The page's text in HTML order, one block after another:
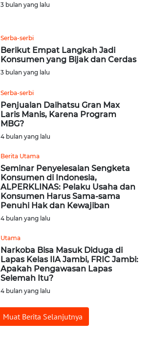
3 bulan yang lalu
Serba-serbi
Berikut Empat Langkah Jadi
Konsumen yang Bijak dan Cerdas
3 bulan yang lalu
Serba-serbi
Penjualan Daihatsu Gran Max
Laris Manis, Karena Program
MBG?
4 bulan yang lalu
Berita Utama
Seminar Penyelesaian Sengketa
Konsumen di Indonesia,
ALPERKLINAS: Pelaku Usaha dan
Konsumen Harus Sama-sama
Penuhi Hak dan Kewajiban
4 bulan yang lalu
Utama
Narkoba Bisa Masuk Diduga di
Lapas Kelas IIA Jambi, FRIC Jambi:
Apakah Pengawasan Lapas
Selemah Itu?
4 bulan yang lalu
Muat Berita Selanjutnya